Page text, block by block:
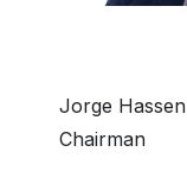
Jorge Hassen
Chairman